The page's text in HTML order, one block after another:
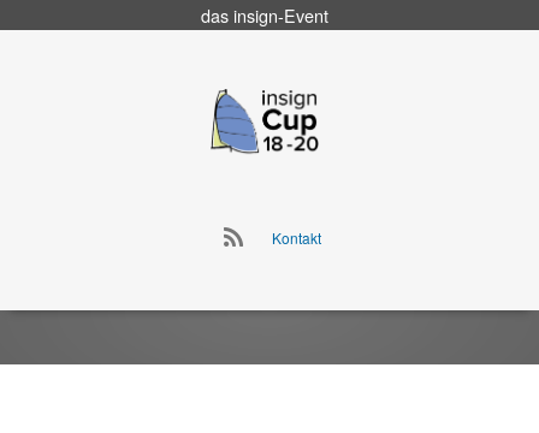
dasinsign-Event
navigation
Kontakt